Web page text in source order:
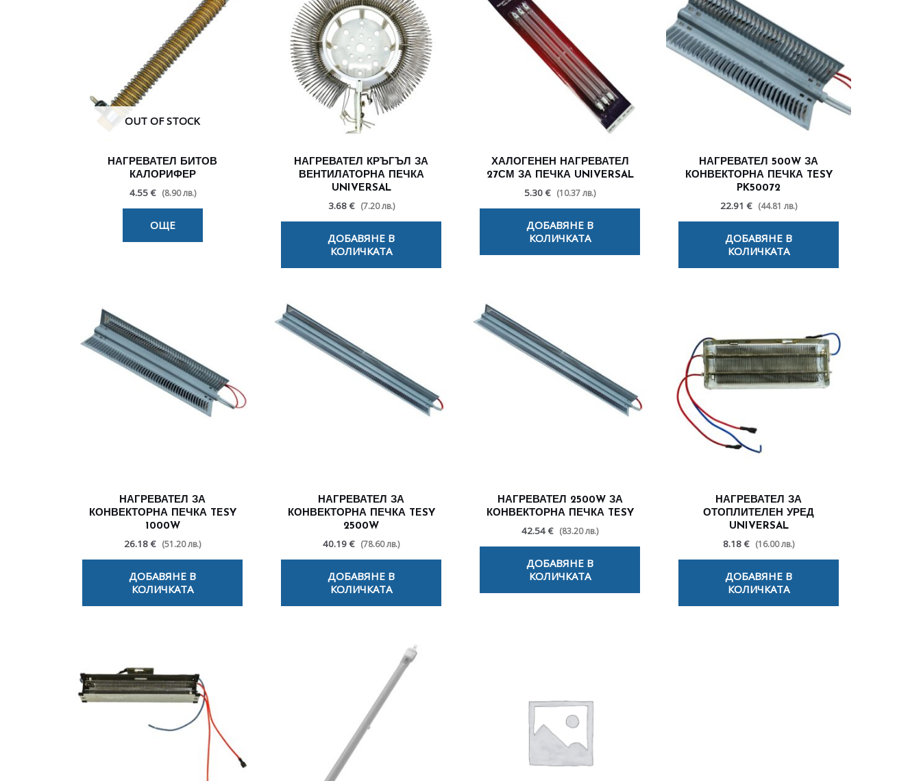
OUT OF STOCK
НАГРЕВАТЕЛ БИТОВ
КАЛОРИФЕР
4.55 € (8.90 лв.)
ОЩЕ
НАГРЕВАТЕЛ КРЪГЪЛ ЗА
ВЕНТИЛАТОРНА ПЕЧКА
UNIVERSAL
3.68 € (7.20 лв.)
ДОБАВЯНЕ В
КОЛИЧКАТА
ХАЛОГЕНЕН НАГРЕВАТЕЛ
27СМ ЗА ПЕЧКА UNIVERSAL
5.30 € (10.37 лв.)
ДОБАВЯНЕ В
КОЛИЧКАТА
НАГРЕВАТЕЛ 500W ЗА
КОНВЕКТОРНА ПЕЧКА TESY
PK50072
22.91 € (44.81 лв.)
ДОБАВЯНЕ В
КОЛИЧКАТА
НАГРЕВАТЕЛ ЗА
КОНВЕКТОРНА ПЕЧКА TESY
1000W
26.18 € (51.20 лв.)
ДОБАВЯНЕ В
КОЛИЧКАТА
НАГРЕВАТЕЛ ЗА
КОНВЕКТОРНА ПЕЧКА TESY
2500W
40.19 € (78.60 лв.)
ДОБАВЯНЕ В
КОЛИЧКАТА
НАГРЕВАТЕЛ 2500W ЗА
КОНВЕКТОРНА ПЕЧКА TESY
42.54 € (83.20 лв.)
ДОБАВЯНЕ В
КОЛИЧКАТА
НАГРЕВАТЕЛ ЗА
ОТОПЛИТЕЛЕН УРЕД
UNIVERSAL
8.18 € (16.00 лв.)
ДОБАВЯНЕ В
КОЛИЧКАТА